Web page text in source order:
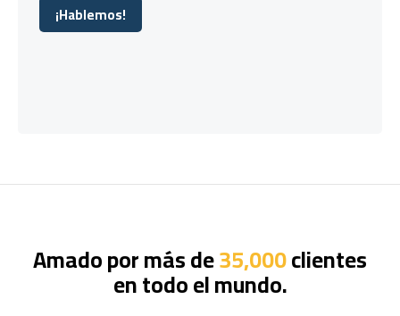
¡Hablemos!
¡Hablemos!
Amado por más de35,000clientes
en todo el mundo.